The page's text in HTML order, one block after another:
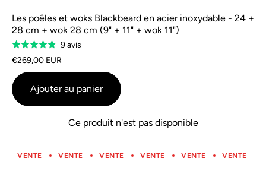
Les poêles et woks Blackbeard en acier inoxydable - 24 +
28 cm + wok 28 cm (9" + 11" + wok 11")
Évalué
à
4,8
sur
5
9 avisBasé
9
avis
€269,00 EUR
Ajouter au panier
Ce produit n'est pas disponible
VENTE VENTE VENTE VENTE VENTE VENTE